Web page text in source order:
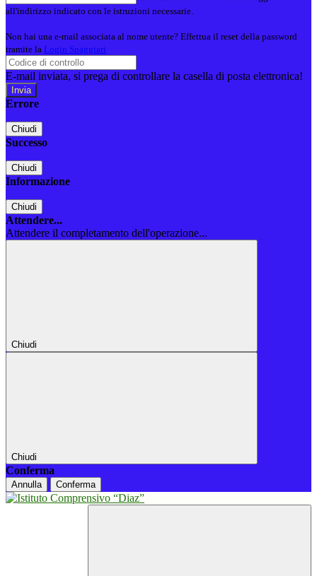
all'indirizzo indicato con le istruzioni necessarie.
Non hai una e-mail associata al nome utente? Effettua il reset della password
tramite la Login Spaggiari
E-mail inviata, si prega di controllare la casella di posta elettronica!
Errore
Chiudi
Successo
Chiudi
Informazione
Chiudi
Attendere...
Attendere il completamento dell'operazione...
Chiudi
Chiudi
Conferma
Annulla Conferma